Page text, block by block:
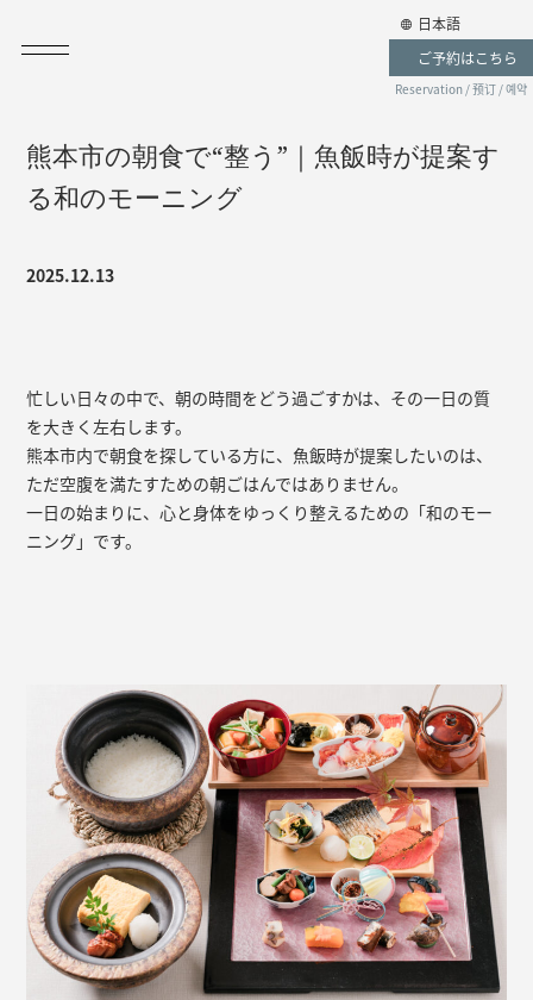
日本語
ご予約はこちら
Reservation / 预订 / 예약
熊本市の朝食で“整う”｜魚飯時が提案す
る和のモーニング
2025.12.13
忙しい日々の中で、朝の時間をどう過ごすかは、その一日の質
を大きく左右します。
熊本市内で朝食を探している方に、魚飯時が提案したいのは、
ただ空腹を満たすための朝ごはんではありません。
一日の始まりに、心と身体をゆっくり整えるための「和のモー
ニング」です。